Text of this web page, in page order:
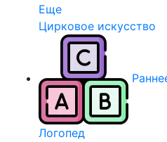
Еще
Цирковое искусство
Логопед